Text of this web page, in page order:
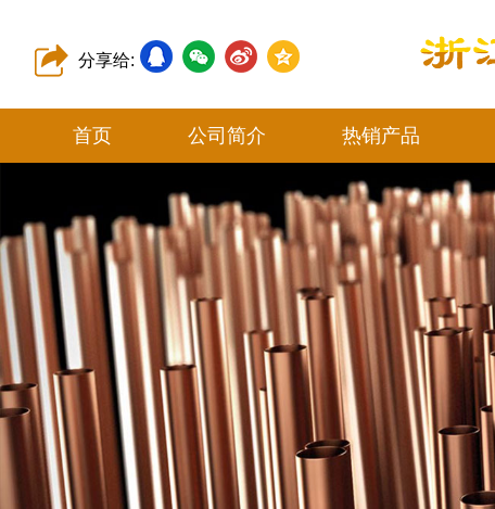
分享给:
首页 公司简介 热销产品